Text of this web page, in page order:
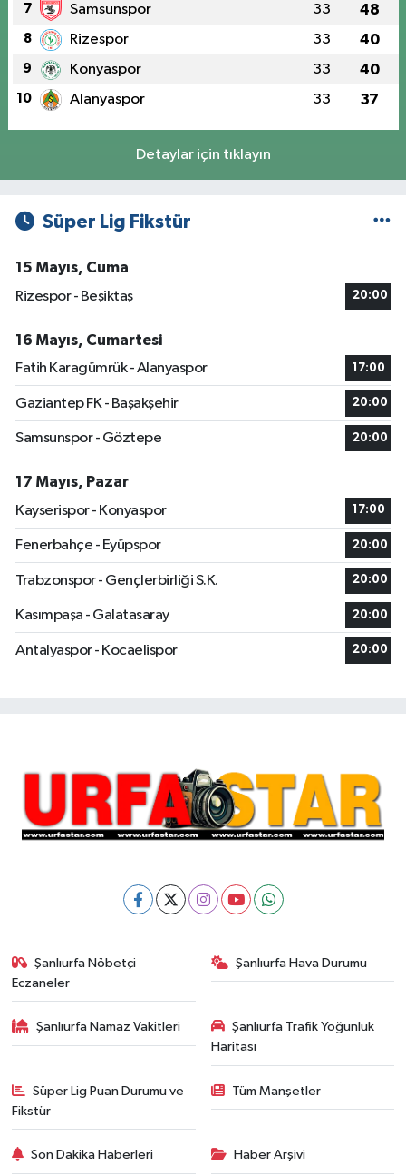
7 Samsunspor 33 48
8 Rizespor 33 40
9 Konyaspor 33 40
10 Alanyaspor 33 37
Detaylar için tıklayın
Süper Lig Fikstür
15 Mayıs, Cuma
Rizespor - Beşiktaş
20:00
16 Mayıs, Cumartesi
Fatih Karagümrük - Alanyaspor
17:00
Gaziantep FK - Başakşehir 20:00
Samsunspor - Göztepe 20:00
17 Mayıs, Pazar
Kayserispor - Konyaspor
17:00
Fenerbahçe - Eyüpspor 20:00
Trabzonspor - Gençlerbirliği S.K. 20:00
Kasımpaşa - Galatasaray 20:00
Antalyaspor - Kocaelispor 20:00
Şanlıurfa Nöbetçi
Eczaneler
Şanlıurfa Hava Durumu
Şanlıurfa Namaz Vakitleri
Şanlıurfa Trafik Yoğunluk
Haritası
Süper Lig Puan Durumu ve
Fikstür
Tüm Manşetler
Son Dakika Haberleri Haber Arşivi